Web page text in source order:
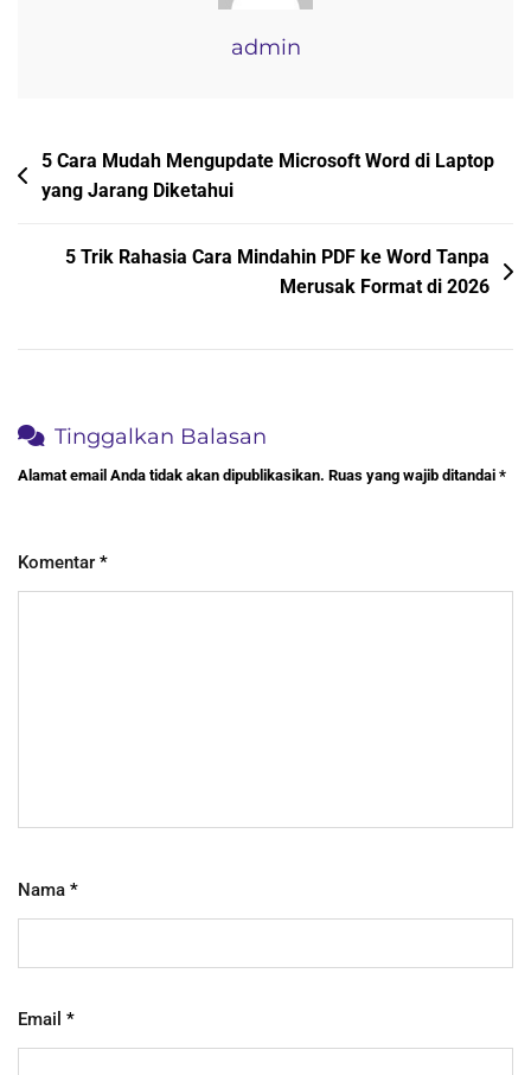
Wajib
Tahu
admin
Navigasi
pos
5 Cara Mudah Mengupdate Microsoft Word di Laptop
yang Jarang Diketahui
5 Trik Rahasia Cara Mindahin PDF ke Word Tanpa
Merusak Format di 2026
Tinggalkan Balasan
Alamat email Anda tidak akan dipublikasikan. Ruas yang wajib ditandai *
Komentar *
Nama *
Email *